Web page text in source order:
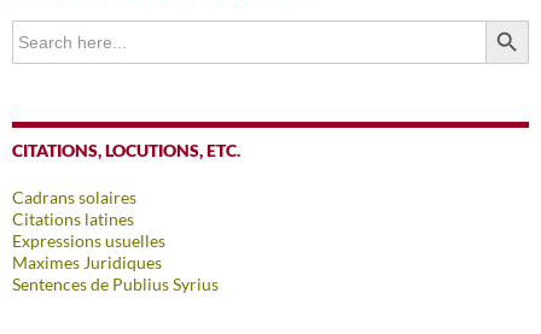
Search
for:
SEARCH
CITATIONS, LOCUTIONS, ETC.
Cadrans solaires
Citations latines
Expressions usuelles
Maximes Juridiques
Sentences de Publius Syrius